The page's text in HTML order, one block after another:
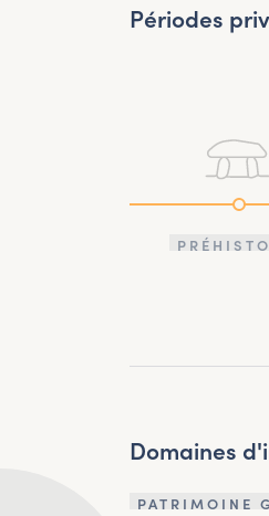
Périodes
Domaines
PATRIMOINE